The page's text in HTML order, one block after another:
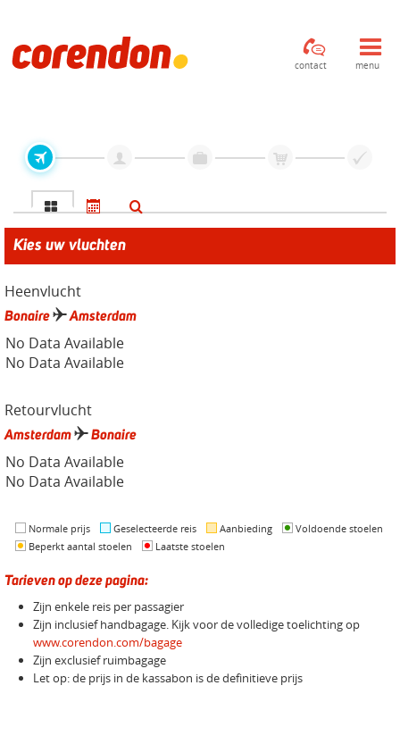
contact menu
Kies uw vluchten
Heenvlucht
Bonaire Amsterdam
No Data Available
No Data Available
Retourvlucht
Amsterdam Bonaire
No Data Available
No Data Available
Normale prijs Geselecteerde reis Aanbieding
Voldoende stoelen
Beperkt aantal stoelen
Laatste stoelen
Tarieven op deze pagina:
Zijn enkele reis per passagier
Zijn inclusief handbagage. Kijk voor de volledige toelichting op
www.corendon.com/bagage
Zijn exclusief ruimbagage
Let op: de prijs in de kassabon is de definitieve prijs